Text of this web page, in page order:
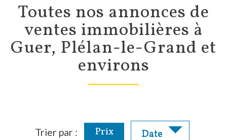
Toutes nos annonces de
ventes immobilières à
Guer, Plélan-le-Grand et
environs
Trier par : Prix Date